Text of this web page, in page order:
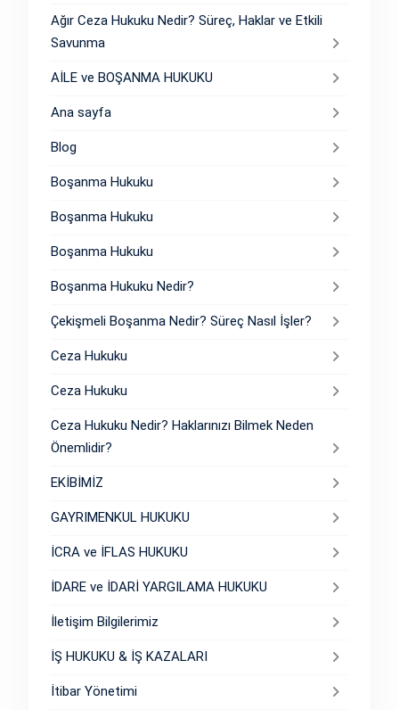
Ağır Ceza Hukuku Nedir? Süreç, Haklar ve Etkili
Savunma
AİLE ve BOŞANMA HUKUKU
Ana sayfa
Blog
Boşanma Hukuku
Boşanma Hukuku
Boşanma Hukuku
Boşanma Hukuku Nedir?
Çekişmeli Boşanma Nedir? Süreç Nasıl İşler?
Ceza Hukuku
Ceza Hukuku
Ceza Hukuku Nedir? Haklarınızı Bilmek Neden
Önemlidir?
EKİBİMİZ
GAYRIMENKUL HUKUKU
İCRA ve İFLAS HUKUKU
İDARE ve İDARİ YARGILAMA HUKUKU
İletişim Bilgilerimiz
İŞ HUKUKU & İŞ KAZALARI
İtibar Yönetimi